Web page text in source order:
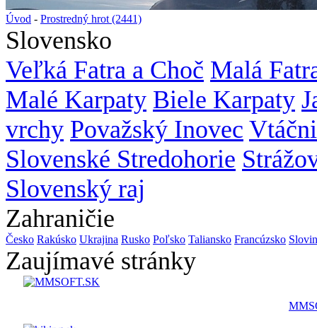
Úvod - Prostredný hrot (2441)
Slovensko
Veľká Fatra a Choč Malá
Malé Karpaty Biele Karpaty
vrchy Považský Inovec
Slovenské Stredohorie
Slovenský raj
Zahraničie
Česko Rakúsko Ukrajina Rusko Poľsko Taliansko Francúzsko
Zaujímavé stránky